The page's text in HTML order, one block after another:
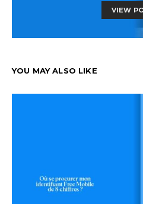
VIEW
YOU MAY ALSO LIKE